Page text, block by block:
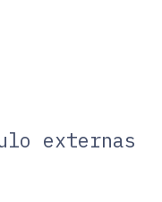
externas